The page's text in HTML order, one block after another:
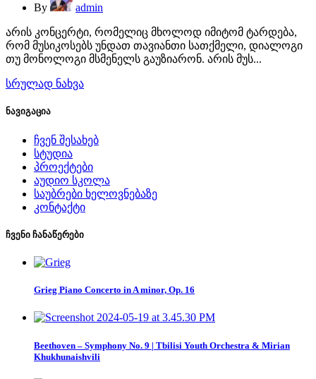
By admin
არის კონცერტი, რომელიც მხოლოდ იმიტომ ტარდება,
რომ მუსიკოსებს უნდათ თავიანთი სათქმელი, დიალოგი
თუ მონოლოგი მსმენელს გაუზიარონ. არის მუს...
სრულად ნახვა
ნავიგაცია
ჩვენ შესახებ
სტუდია
პროექტები
აუდიო სკოლა
საუბრები ხელოვნებაზე
კონტაქტი
ჩვენი ჩანაწერები
Grieg Piano Concerto in A minor, Op. 16
Beethoven – Symphony No. 9 | Tbilisi Youth Orchestra & Mirian
Khukhunaishvili